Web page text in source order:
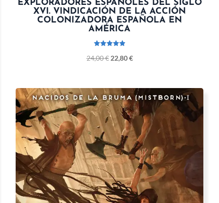
EXPLORADORES ESPAÑOLES DEL SIGLO
XVI. VINDICACIÓN DE LA ACCIÓN
COLONIZADORA ESPAÑOLA EN
AMÉRICA
con
24,00€ 22,80€